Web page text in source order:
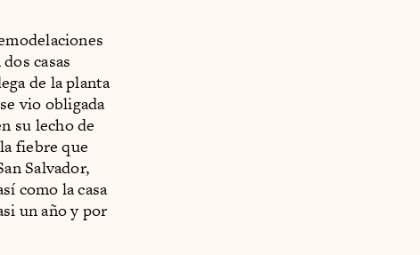
casas
de la planta
vio obligada
su lecho de
fiebre que
Salvador,
como la casa
un año y por